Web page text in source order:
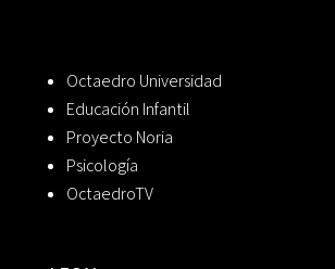
Octaedro Universidad
Educación Infantil
Proyecto Noria
Psicología
OctaedroTV